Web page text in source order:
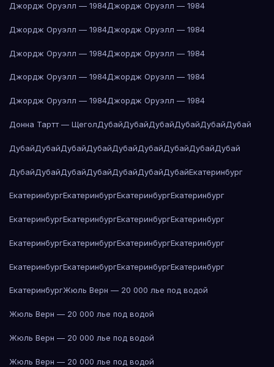
Джордж Оруэлл — 1984Джордж Оруэлл — 1984
Джордж Оруэлл — 1984Джордж Оруэлл — 1984
Джордж Оруэлл — 1984Джордж Оруэлл — 1984
Джордж Оруэлл — 1984Джордж Оруэлл — 1984
Джордж Оруэлл — 1984Джордж Оруэлл — 1984
Донна Тартт — ЩеголДубайДубайДубайДубайДубайДубай
ДубайДубайДубайДубайДубайДубайДубайДубайДубай
ДубайДубайДубайДубайДубайДубайДубайЕкатеринбург
ЕкатеринбургЕкатеринбургЕкатеринбургЕкатеринбург
ЕкатеринбургЕкатеринбургЕкатеринбургЕкатеринбург
ЕкатеринбургЕкатеринбургЕкатеринбургЕкатеринбург
ЕкатеринбургЕкатеринбургЕкатеринбургЕкатеринбург
ЕкатеринбургЖюль Верн — 20 000 лье под водой
Жюль Верн — 20 000 лье под водой
Жюль Верн — 20 000 лье под водой
Жюль Верн — 20 000 лье под водой